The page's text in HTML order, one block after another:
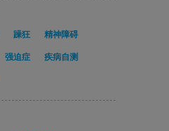
躁狂 精神障碍
强迫症 疾病自测